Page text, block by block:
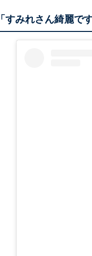
「すみれさん綺麗です